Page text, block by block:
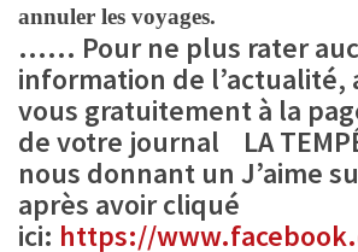
annuler les voyages.
…… Pour ne plus rater
information de l’actualité,
vous gratuitement à la
de votre journal LA
nous donnant un J’aime
après avoir cliqué
ici: https://